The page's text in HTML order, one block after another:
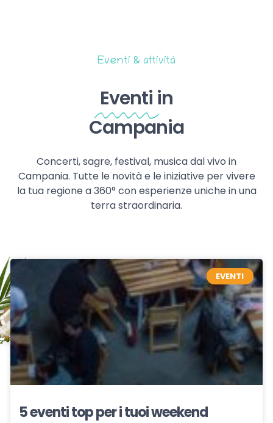
Eventi & attività
Eventi in
Campania
Concerti, sagre, festival, musica dal vivo in
Campania. Tutte le novità e le iniziative per vivere
la tua regione a 360° con esperienze uniche in una
terra straordinaria.
EVENTI
5 eventi top per i tuoi weekend